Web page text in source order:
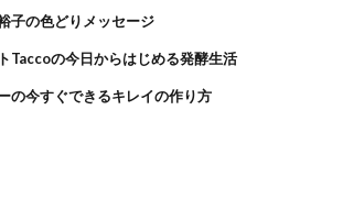
子の色どりメッセージ
Taccoの今日からはじめる発酵生活
の今すぐできるキレイの作り方